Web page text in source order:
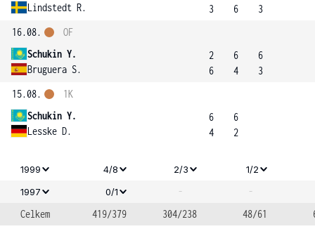
Lindstedt R.
3
6
3
16.08.
Schukin Y.
Bruguera S.
OF
2
6
6
4
6
3
15.08.
Schukin Y.
Lesske D.
1K
6
4
6
2
1999 4/8 2/3
1/2
1997
0/1 -
-
Celkem
419/379 304/238 48/61